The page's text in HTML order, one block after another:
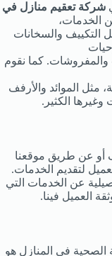
شركة تعقيم منازل في
الخدمات،
التكييف والسخانات
والمفروشات. كما نقوم
مثل الموائد والأرفف
وغيرها الكثير.
أو عن طريق موقعنا
لتقديم الخدمات.
عن الخدمات التي
العميل فينا.
الصحية في المنازل هو